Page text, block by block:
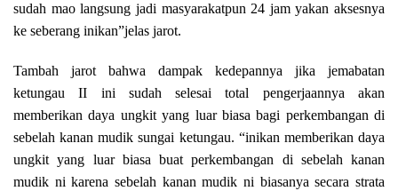
sudah mao langsung jadi masyarakatpun 24 jam yakan aksesnya
ke seberang inikan”jelas jarot.
Tambah jarot bahwa dampak kedepannya jika jemabatan
ketungau II ini sudah selesai total pengerjaannya akan
memberikan daya ungkit yang luar biasa bagi perkembangan di
sebelah kanan mudik sungai ketungau. “inikan memberikan daya
ungkit yang luar biasa buat perkembangan di sebelah kanan
mudik ni karena sebelah kanan mudik ni biasanya secara strata